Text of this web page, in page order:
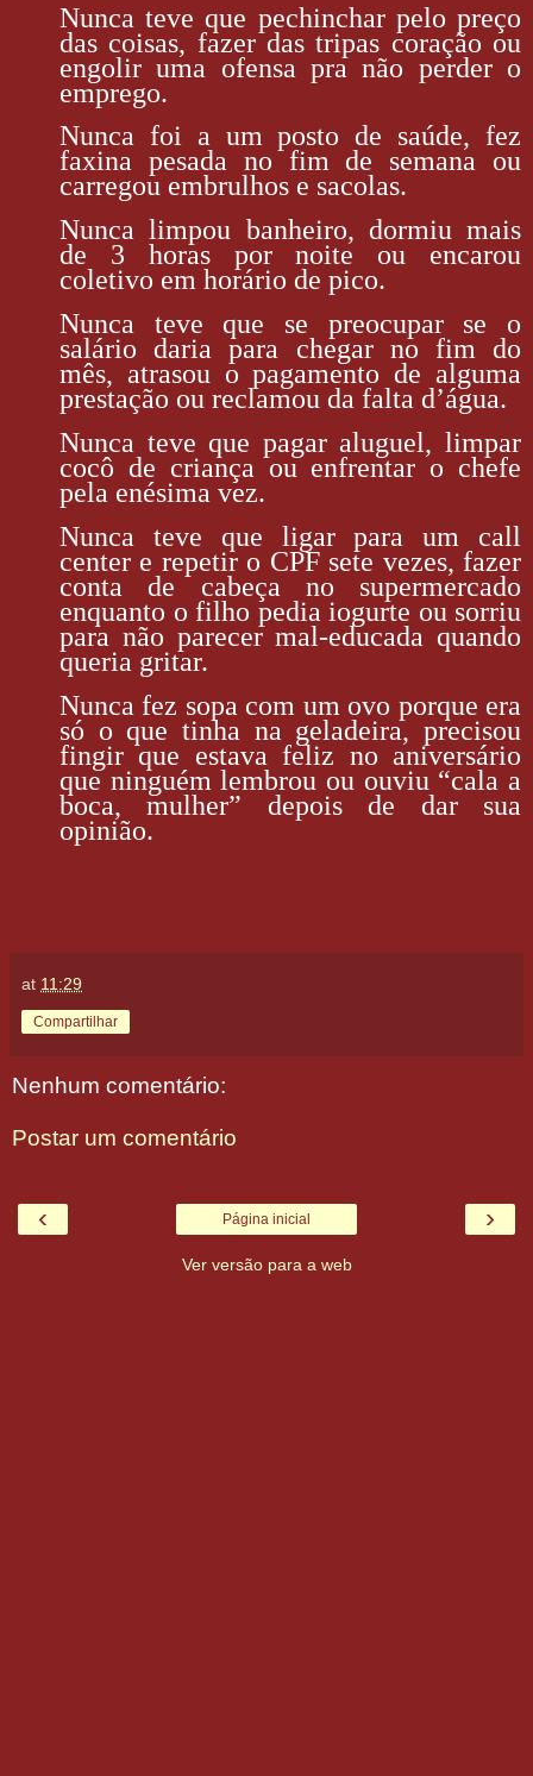
Nunca teve que pechinchar pelo preço
das coisas, fazer das tripas coração ou
engolir uma ofensa pra não perder o
emprego.
Nunca foi a um posto de saúde, fez
faxina pesada no fim de semana ou
carregou embrulhos e sacolas.
Nunca limpou banheiro, dormiu mais
de 3 horas por noite ou encarou
coletivo em horário de pico.
Nunca teve que se preocupar se o
salário daria para chegar no fim do
mês, atrasou o pagamento de alguma
prestação ou reclamou da falta d’água.
Nunca teve que pagar aluguel, limpar
cocô de criança ou enfrentar o chefe
pela enésima vez.
Nunca teve que ligar para um call
center e repetir o CPF sete vezes, fazer
conta de cabeça no supermercado
enquanto o filho pedia iogurte ou sorriu
para não parecer mal-educada quando
queria gritar.
Nunca fez sopa com um ovo porque era
só o que tinha na geladeira, precisou
fingir que estava feliz no aniversário
que ninguém lembrou ou ouviu “cala a
boca, mulher” depois de dar sua
opinião.
at 11:29
Compartilhar
Nenhum comentário:
Postar um comentário
‹ ›
Página inicial
Ver versão para a web